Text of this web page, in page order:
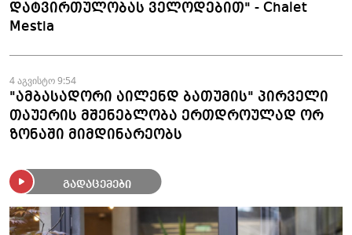
დატვირთულობას ველოდებით" - Chalet
Mestia
4 აგვისტო 9:54
"ამბასადორი აილენდ ბათუმის" პირველი
თაუერის მშენებლობა ერთდროულად ორ
ზონაში მიმდინარეობს
გადაცემები